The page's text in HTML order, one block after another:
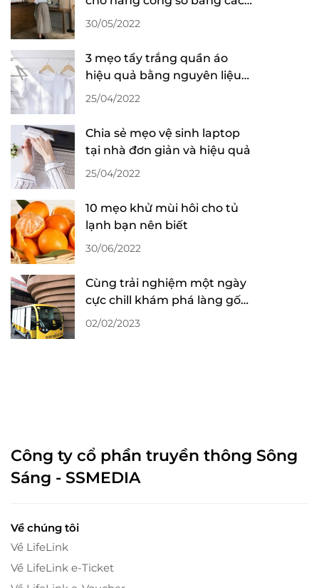
phối đồ thông minh
30/05/2022
3 mẹo tẩy trắng quần áo
hiệu quả bằng nguyên liệu
sẵn có trong nhà
25/04/2022
Chia sẻ mẹo vệ sinh laptop
tại nhà đơn giản và hiệu quả
25/04/2022
10 mẹo khử mùi hôi cho tủ
lạnh bạn nên biết
30/06/2022
Cùng trải nghiệm một ngày
cực chill khám phá làng gốm
Bát Tràng
02/02/2023
Công ty cổ phần truyền thông Sông
Sáng - SSMEDIA
Về chúng tôi
Về LifeLink
Về LifeLink e-Ticket